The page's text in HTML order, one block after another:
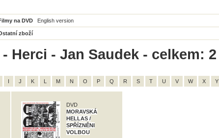
na DVD English version
zboží
Herci - Jan Saudek - celkem: 2
I J K L M N O P Q R S T U V W X Y
DVD
MORAVSKÁ
HELLAS /
SPŘÍZNĚNI
VOLBOU